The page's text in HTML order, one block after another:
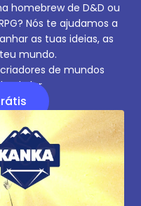
homebrew de D&D ou
Nós te ajudamos a
as tuas ideias, as
mundo.
de mundos
de lar.